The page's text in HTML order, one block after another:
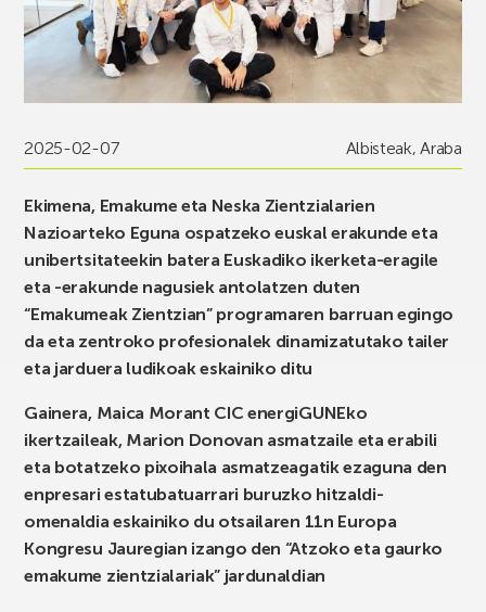
2025-02-07 Albisteak,Araba
Ekimena, Emakume eta Neska Zientzialarien
Nazioarteko Eguna ospatzeko euskal erakunde eta
unibertsitateekin batera Euskadiko ikerketa-eragile
eta -erakunde nagusiek antolatzen duten
“Emakumeak Zientzian” programaren barruan egingo
da eta zentroko profesionalek dinamizatutako tailer
eta jarduera ludikoak eskainiko ditu
Gainera, Maica Morant CIC energiGUNEko
ikertzaileak, Marion Donovan asmatzaile eta erabili
eta botatzeko pixoihala asmatzeagatik ezaguna den
enpresari estatubatuarrari buruzko hitzaldi-
omenaldia eskainiko du otsailaren 11n Europa
Kongresu Jauregian izango den “Atzoko eta gaurko
emakume zientzialariak” jardunaldian